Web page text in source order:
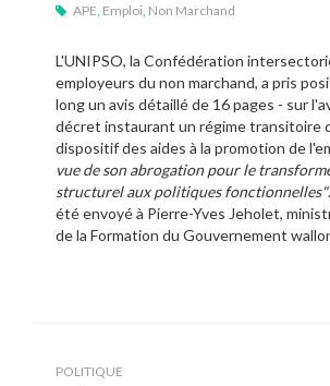
APE Emploi Non Marchand
L'UNIPSO, la Confédération
employeurs du non marchand, a pris
long un avis détaillé de 16 pages - sur
décret instaurant un régime transitoire
dispositif des aides à la promotion de
vue de son abrogation pour le
structurel aux politiques fonctionnelles"
été envoyé à Pierre-Yves Jeholet,
de la Formation du Gouvernement
POLITIQUE